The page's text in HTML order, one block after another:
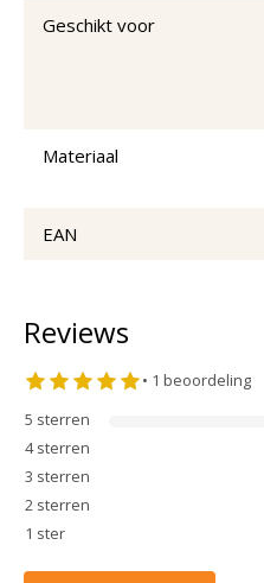
Geschikt voor
Materiaal
EAN
Reviews
• 1 beoordeling
5 sterren
4 sterren
3 sterren
2 sterren
1 ster